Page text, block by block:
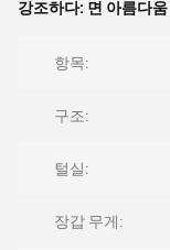
강조하다: 면 아름다
항목:
구조:
털실:
장갑 무게: